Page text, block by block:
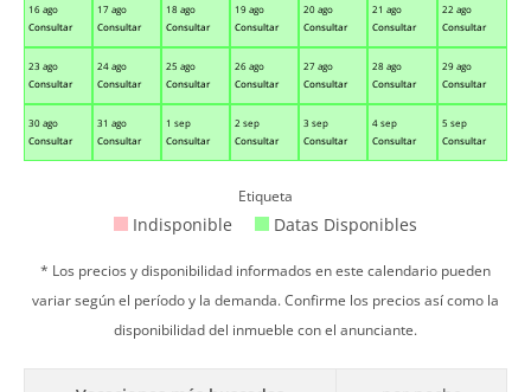
16 ago
Consultar
17 ago
Consultar
18 ago
Consultar
19 ago
Consultar
20 ago
Consultar
21 ago
Consultar
22 ago
Consultar
23 ago
Consultar
24 ago
Consultar
25 ago
Consultar
26 ago
Consultar
27 ago
Consultar
28 ago
Consultar
29 ago
Consultar
30 ago
Consultar
31 ago
Consultar
1 sep
Consultar
2 sep
Consultar
3 sep
Consultar
4 sep
Consultar
5 sep
Consultar
Etiqueta
Indisponible Datas Disponibles
* Los precios y disponibilidad informados en este calendario pueden
variar según el período y la demanda. Confirme los precios así como la
disponibilidad del inmueble con el anunciante.